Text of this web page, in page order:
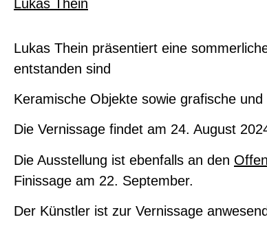
Lukas Thein
Lukas Thein präsentiert eine
entstanden sind
Keramische Objekte sowie grafische
Die Vernissage findet am 24. August
Die Ausstellung ist ebenfalls an den
Finissage am 22. September.
Der Künstler ist zur Vernissage